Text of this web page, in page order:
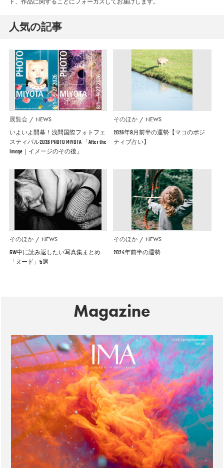
ド、作品に関することにフォーカスしてお届けします。
人気の記事
展覧会 NEWS
いよいよ開幕！浅間国際フォトフェ
スティバル2026 PHOTO MIYOTA 「After the
Image｜イメージのその後」
そのほか NEWS
2026年8月前半の運勢【マコのポジ
ティブ占い】
そのほか NEWS
GW中に読み返したい写真集まとめ
「ヌード」5選
そのほか NEWS
2024年前半の運勢
Magazine